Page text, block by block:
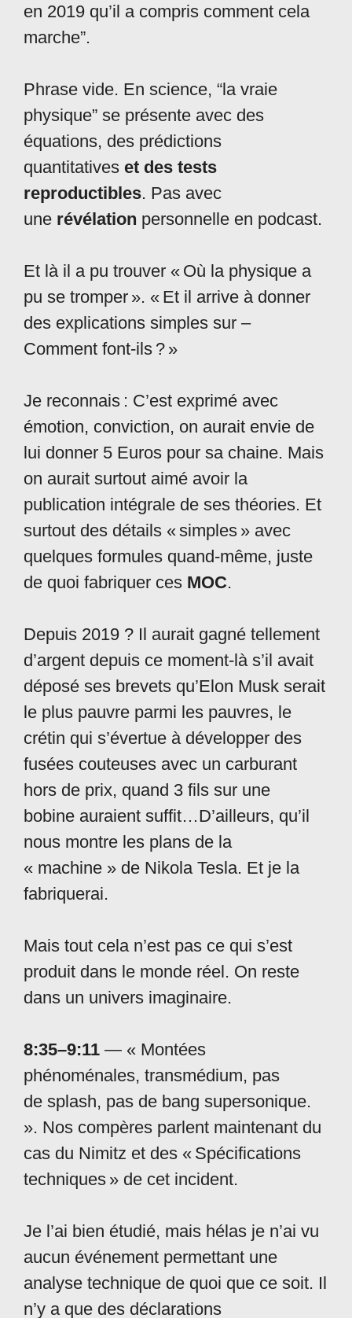
en 2019 qu’il a compris comment cela
marche”.
Phrase vide. En science, “la vraie
physique” se présente avec des
équations, des prédictions
quantitatives et des tests
reproductibles. Pas avec
une révélation personnelle en podcast.
Et là il a pu trouver « Où la physique a
pu se tromper ». « Et il arrive à donner
des explications simples sur –
Comment font-ils ? »
Je reconnais : C’est exprimé avec
émotion, conviction, on aurait envie de
lui donner 5 Euros pour sa chaine. Mais
on aurait surtout aimé avoir la
publication intégrale de ses théories. Et
surtout des détails « simples » avec
quelques formules quand-même, juste
de quoi fabriquer ces MOC.
Depuis 2019 ? Il aurait gagné tellement
d’argent depuis ce moment-là s’il avait
déposé ses brevets qu’Elon Musk serait
le plus pauvre parmi les pauvres, le
crétin qui s’évertue à développer des
fusées couteuses avec un carburant
hors de prix, quand 3 fils sur une
bobine auraient suffit…D’ailleurs, qu’il
nous montre les plans de la
« machine » de Nikola Tesla. Et je la
fabriquerai.
Mais tout cela n’est pas ce qui s’est
produit dans le monde réel. On reste
dans un univers imaginaire.
8:35–9:11 — « Montées
phénoménales, transmédium, pas
de splash, pas de bang supersonique.
». Nos compères parlent maintenant du
cas du Nimitz et des « Spécifications
techniques » de cet incident.
Je l’ai bien étudié, mais hélas je n’ai vu
aucun événement permettant une
analyse technique de quoi que ce soit. Il
n’y a que des déclarations